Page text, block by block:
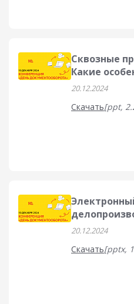
Сквозные
Какие
20.12.2024
Скачать[ppt,
20.12.2024
Скачать[pptx,